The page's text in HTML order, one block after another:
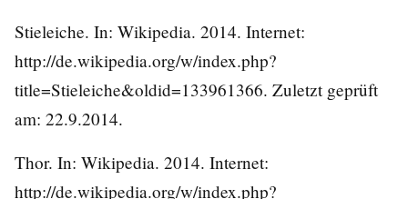
Stieleiche. In: Wikipedia. 2014. Internet:
http://de.wikipedia.org/w/index.php?
title=Stieleiche&oldid=133961366. Zuletzt geprüft
am: 22.9.2014.
Thor. In: Wikipedia. 2014. Internet:
http://de.wikipedia.org/w/index.php?